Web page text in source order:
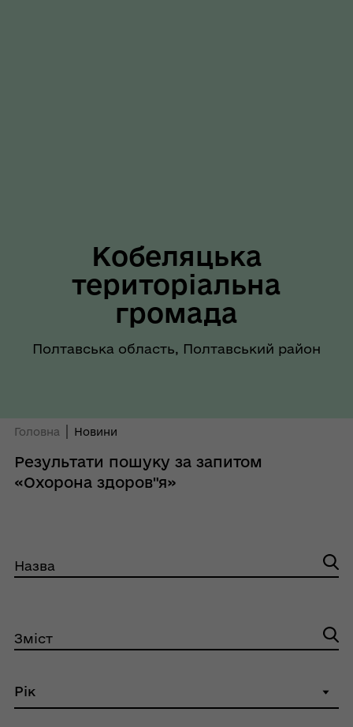
Кобеляцька
територіальна
громада
Полтавська область, Полтавський район
Головна Новини
Результати пошуку за запитом
«Охорона здоров"я»
Назва
Зміст